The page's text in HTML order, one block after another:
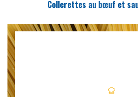
Collerettes au bœuf et